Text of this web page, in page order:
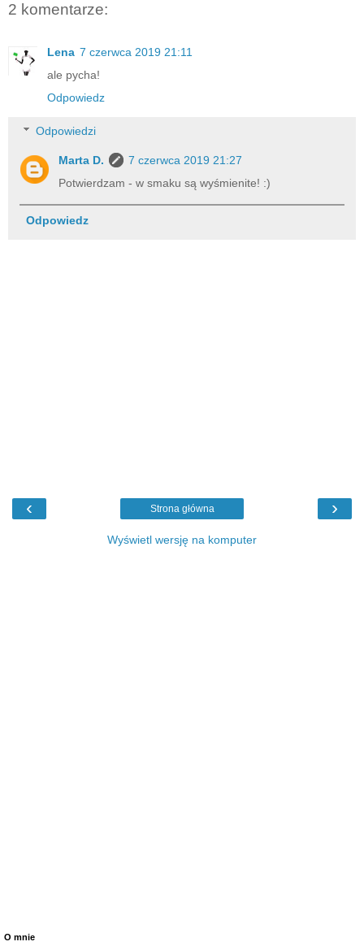
2 komentarze:
Lena 7 czerwca 2019 21:11
ale pycha!
Odpowiedz
Odpowiedzi
Marta D.
7 czerwca 2019 21:27
Potwierdzam - w smaku są wyśmienite! :)
Odpowiedz
‹ ›
Strona główna
Wyświetl wersję na komputer
O mnie